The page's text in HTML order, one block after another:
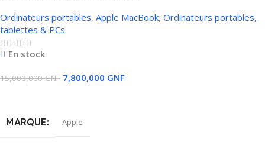
MODÈLE DU CPU Intel core i7
CARTE GRAPHIQUE
AMD Radeon Pro 5300M avec 4 Go GDDR6
TAILLE DE L'ÉCRAN
Ordinateurs portables, Apple MacBook, Ordinateurs portables,
tablettes & PCs
En stock
15,000,000GNF 7,800,000 GNF
MARQUE Apple